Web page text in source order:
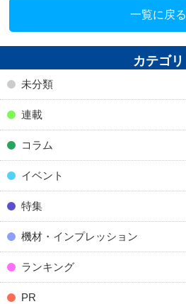
一覧に戻る
カテゴリ
未分類
連載
コラム
イベント
特集
機材・インプレッション
ランキング
PR